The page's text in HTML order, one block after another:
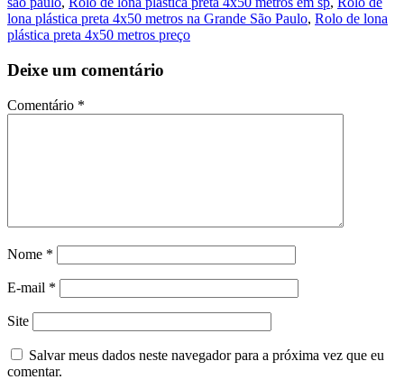
lona plástica preta 4x50 metros na Grande São Paulo, Rolo de lona
plástica preta 4x50 metros preço
Deixe um comentário
Comentário *
Nome *
E-mail *
Site
Salvar meus dados neste navegador para a próxima vez que eu
comentar.